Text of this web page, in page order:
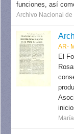
funciones, así
Archivo Nacional
AR-
El